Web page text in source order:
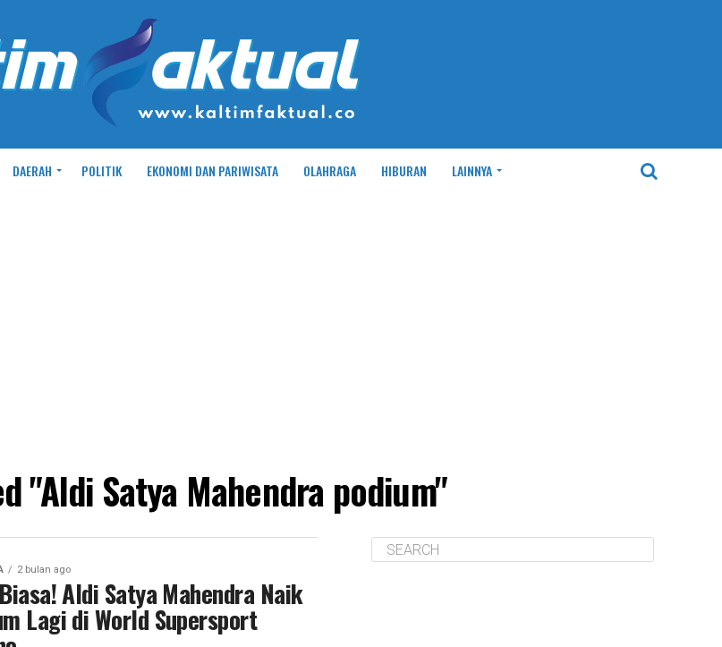
DAERAH POLITIK EKONOMI DAN PARIWISATA OLAHRAGA HIBURAN LAINNYA
"Aldi Satya Mahendra podium"
2 bulan ago
Aldi Satya Mahendra Naik
Lagi di World Supersport